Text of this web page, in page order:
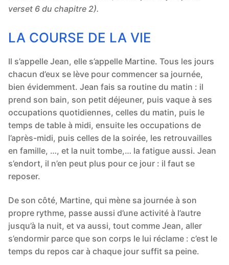
verset 6 du chapitre 2).
LA COURSE DE LA VIE
Il s’appelle Jean, elle s’appelle Martine. Tous les jours
chacun d’eux se lève pour commencer sa journée,
bien évidemment. Jean fais sa routine du matin : il
prend son bain, son petit déjeuner, puis vaque à ses
occupations quotidiennes, celles du matin, puis le
temps de table à midi, ensuite les occupations de
l’après-midi, puis celles de la soirée, les retrouvailles
en famille, …, et la nuit tombe,… la fatigue aussi. Jean
s’endort, il n’en peut plus pour ce jour : il faut se
reposer.
De son côté, Martine, qui mène sa journée à son
propre rythme, passe aussi d’une activité à l’autre
jusqu’à la nuit, et va aussi, tout comme Jean, aller
s’endormir parce que son corps le lui réclame : c’est le
temps du repos car à chaque jour suffit sa peine.